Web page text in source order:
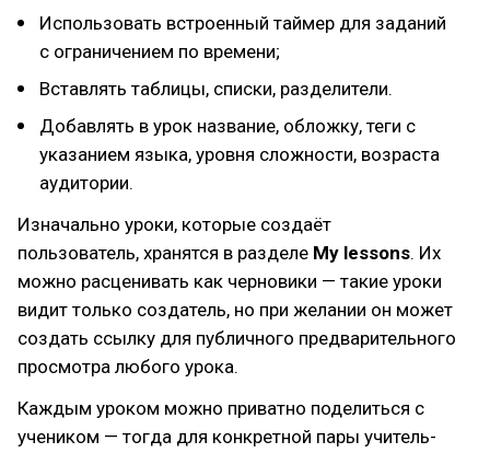
Использовать встроенный таймер для заданий
с ограничением по времени;
Вставлять таблицы, списки, разделители.
Добавлять в урок название, обложку, теги с
указанием языка, уровня сложности, возраста
аудитории.
Изначально уроки, которые создаёт
пользователь, хранятся в разделе My lessons. Их
можно расценивать как черновики — такие уроки
видит только создатель, но при желании он может
создать ссылку для публичного предварительного
просмотра любого урока.
Каждым уроком можно приватно поделиться с
учеником — тогда для конкретной пары учитель-